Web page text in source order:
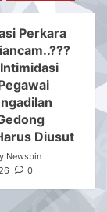
Perkara
Diusut
Newsbin
0